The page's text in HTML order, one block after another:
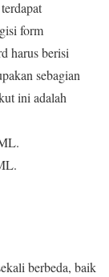
form
harus berisi
sebagian
ini adalah
berbeda, baik